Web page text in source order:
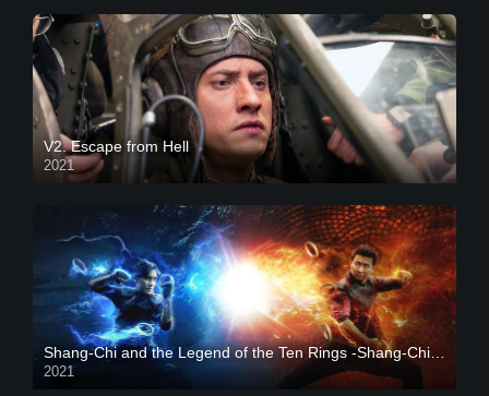
V2. Escape from Hell
2021
Shang-Chi and the Legend of the Ten Rings -Shang-Chi và huyền thoại Thập Luân
2021
CAM